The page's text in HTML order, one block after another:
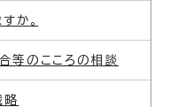
か。
等のこころの相談
略